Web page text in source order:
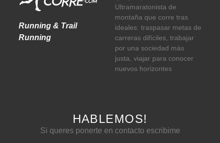
Running & Trail
Running
Ultramaratonista de
montaña que corre tras
ideales: traspasar metas de
carreras difíciles, trabajar
por una sociedad más
justa, viajar para conocer
nuevos horizontes
HABLEMOS!
Si queres ponerte en contacto escribime